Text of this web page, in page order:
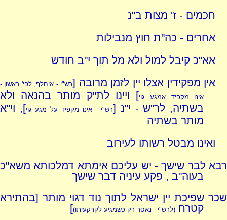
חכמים - ז' מצות ב"נ
אחרים - כה"ת חוץ מנבילות
אא"כ קיבל למול ולא מל תוך י"ב חודש
אין מפקידין אצלו יין לזמן מרובה [רש"י - איחלף, לפי' ראשון -
אינו מקפיד אמגע גוי] ויינו לת"ק מותר בהנאה ולא
בשתיה, לר"ש - י"נ [רש"י - אינו מקפיד על מגע גוי], וי"א
מותר בשתיה
ואינו מבטל רשותו לעירוב
רבא לבר שישך - יש עליכם אימתא דמלכותא משא"כ
בעוה"ב , פקע עיניה דבר שישך
שכר שפיכת יין ישראל לתוך נוד דגוי מותר [בהתירא
קטרח(לרש"י - נאסר רק כשמגיע לקרקעיתו)]